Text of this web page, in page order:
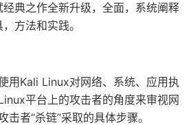
典之作全新升级，全面，系统阐释
方法和实践。
用Kali Linux对网络、系统、应用执
平台上的攻击者的角度来审视网
者“杀链”采取的具体步骤。